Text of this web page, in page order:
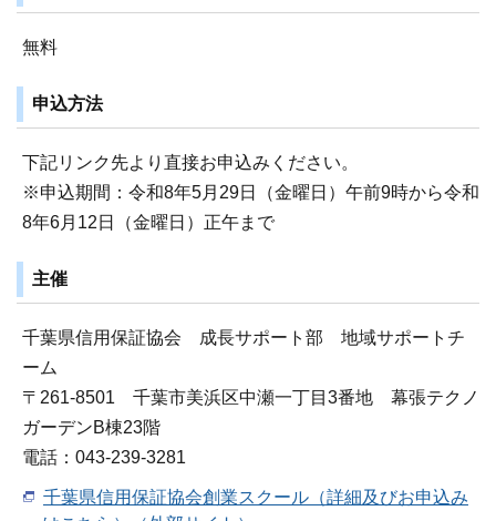
無料
申込方法
下記リンク先より直接お申込みください。
※申込期間：令和8年5月29日（金曜日）午前9時から令和
8年6月12日（金曜日）正午まで
主催
千葉県信用保証協会 成長サポート部 地域サポートチ
ーム
〒261-8501 千葉市美浜区中瀬一丁目3番地 幕張テクノ
ガーデンB棟23階
電話：043-239-3281
千葉県信用保証協会創業スクール（詳細及びお申込み